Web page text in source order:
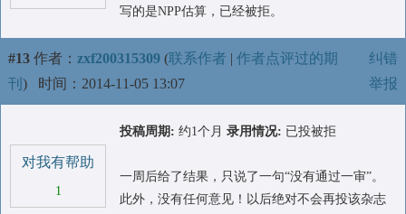
写的是NPP估算，已经被拒。
#13 作者： zxf200315309 (联系作者 | 作者点评过的期
刊 ) 时间：2014-11-05 13:07
纠错
举报
对我有帮助
1
投稿周期: 约1个月 录用情况: 已投被拒
一周后给了结果，只说了一句“没有通过一审”。
此外，没有任何意见！以后绝对不会再投该杂志